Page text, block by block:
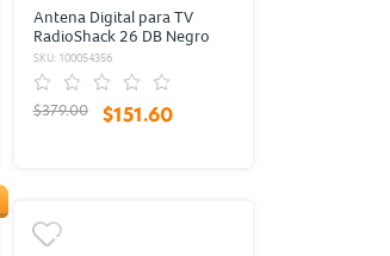
Antena Digital para TV
RadioShack 26 DB Negro
SKU: 100054356
$379.00 $151.60